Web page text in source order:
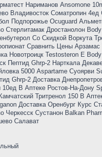
Нариманов Ansomone
Владивосток Cоматропин
Подпорожье Ocuguard
Стерлитамак Дростанолон
Со Скидкой Воркута
Сравнить Цены
Новотроицк Testosteron E
Пептид Ghrp-2 Нарткала
5000 Aspartame Суоярви
Ghrp-2 Доставка
В Аптеке Ростов-На-Дону
Тритренол 150 В
Доставка Оренбург Курс
Черкесск Сустанон Balkan
Салават